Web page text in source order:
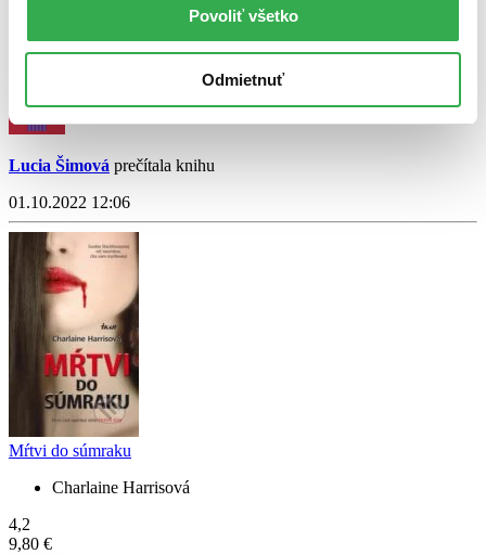
Povoliť všetko
Odmietnuť
4,2
Lucia Šimová prečítala knihu
01.10.2022 12:06
Mŕtvi do súmraku
Charlaine Harrisová
4,2
9,80 €